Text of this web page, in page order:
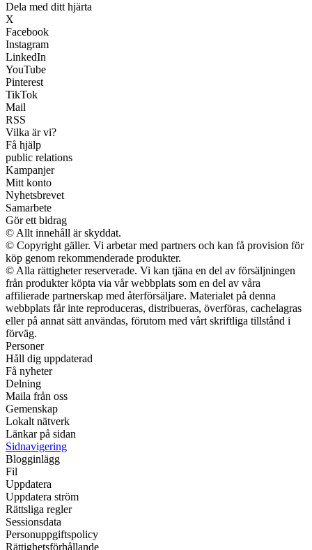
Dela med ditt hjärta
X
Facebook
Instagram
LinkedIn
YouTube
Pinterest
TikTok
Mail
RSS
Vilka är vi?
Få hjälp
public relations
Kampanjer
Mitt konto
Nyhetsbrevet
Samarbete
Gör ett bidrag
© Allt innehåll är skyddat.
© Copyright gäller. Vi arbetar med partners och kan få provision för
köp genom rekommenderade produkter.
© Alla rättigheter reserverade. Vi kan tjäna en del av försäljningen
från produkter köpta via vår webbplats som en del av våra
affilierade partnerskap med återförsäljare. Materialet på denna
webbplats får inte reproduceras, distribueras, överföras, cachelagras
eller på annat sätt användas, förutom med vårt skriftliga tillstånd i
förväg.
Personer
Håll dig uppdaterad
Få nyheter
Delning
Maila från oss
Gemenskap
Lokalt nätverk
Länkar på sidan
Sidnavigering
Blogginlägg
Fil
Uppdatera
Uppdatera ström
Rättsliga regler
Sessionsdata
Personuppgiftspolicy
Rättighetsförhållande